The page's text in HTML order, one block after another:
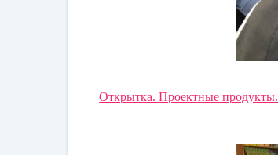
Открытка. Проектные продукты.